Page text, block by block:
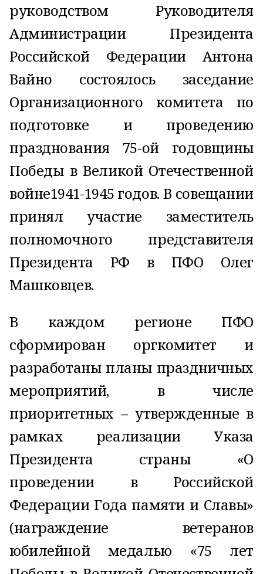
руководством Руководителя
Администрации Президента
Российской Федерации Антона
Вайно состоялось заседание
Организационного комитета по
подготовке и проведению
празднования 75-ой годовщины
Победы в Великой Отечественной
войне1941-1945 годов. В совещании
принял участие заместитель
полномочного представителя
Президента РФ в ПФО Олег
Машковцев.
В каждом регионе ПФО
сформирован оргкомитет и
разработаны планы праздничных
мероприятий, в числе
приоритетных – утвержденные в
рамках реализации Указа
Президента страны «О
проведении в Российской
Федерации Года памяти и Славы»
(награждение ветеранов
юбилейной медалью «75 лет